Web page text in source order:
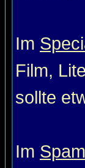
Im
Film,
sollte
Im